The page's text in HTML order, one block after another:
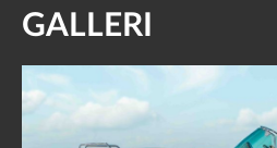
GALLERI